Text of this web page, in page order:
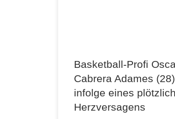
Basketball-Profi
Cabrera Adames
infolge eines
Herzversagens